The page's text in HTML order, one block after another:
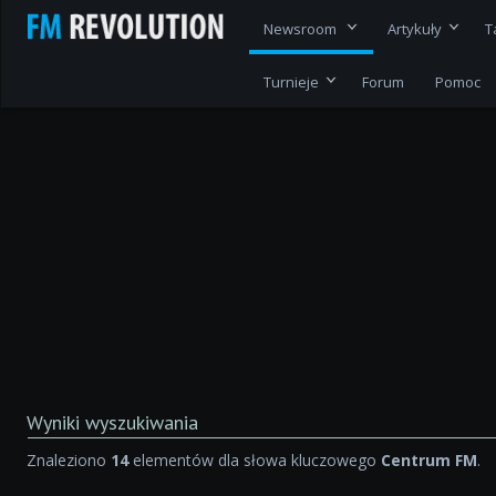
Newsroom Artykuły
Turnieje Forum Pomoc
Wyniki wyszukiwania
Znaleziono 14elementów dla słowa kluczowego Centrum FM.